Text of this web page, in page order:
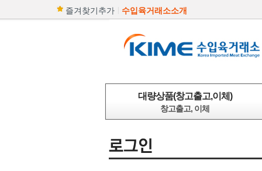
즐겨찾기추가 수입육거래소소개
대량상품(창고출고,이체)
창고출고, 이체